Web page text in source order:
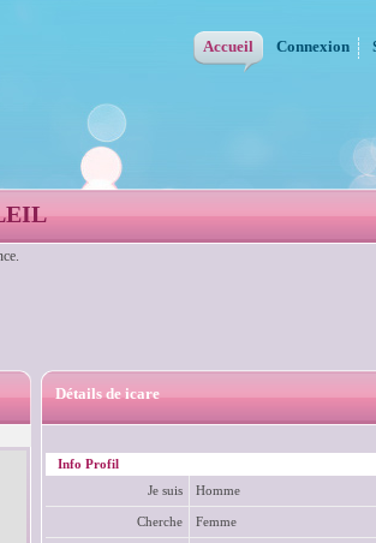
Accueil Connexion
Détails de icare
Info Profil
Je suis
Homme
Cherche Femme